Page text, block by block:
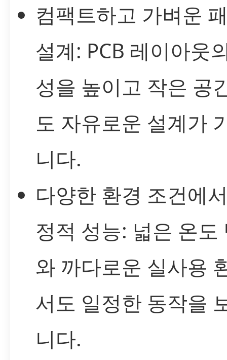
컴팩트하고 가벼운
설계: PCB 레이아웃
성을 높이고 작은 공
도 자유로운 설계가
니다.
다양한 환경 조건에
정적 성능: 넓은 온도
와 까다로운 실사용
서도 일정한 동작을
니다.